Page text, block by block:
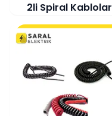
2li Spiral Kablolar